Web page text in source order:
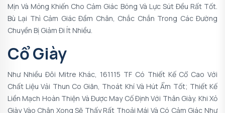
Mịn Và Mỏng Khiến Cho Cảm Giác Bóng Và Lực Sút Đều Rất Tốt.
Bù Lại Thì Cảm Giác Đầm Chân, Chắc Chắn Trong Các Đường
Chuyền Bị Giảm Đi Ít Nhiều.
Cổ Giày
Như Nhiều Đôi Mitre Khác, 161115 TF Có Thiết Kế Cổ Cao Với
Chất Liệu Vải Thun Co Giãn, Thoát Khí Và Hút Ẩm Tốt; Thiết Kế
Liền Mạch Hoàn Thiện Và Được May Cố Định Với Thân Giày. Khi Xỏ
Giày Vào Chân Xong Sẽ Thấy Rất Thoải Mái Và Có Cảm Giác Như